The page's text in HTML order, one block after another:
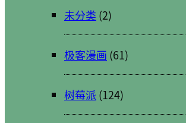
未分类 (2)
极客漫画 (61)
树莓派 (124)